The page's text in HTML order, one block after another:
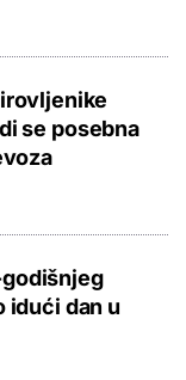
se posebna
idući dan u